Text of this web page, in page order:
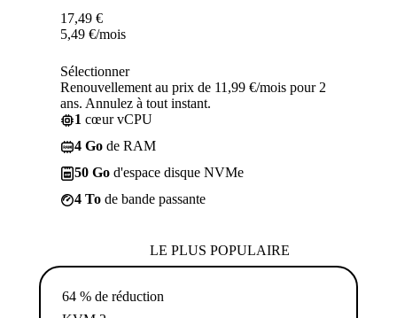
17,49 €
5,49 €/mois
Sélectionner
Renouvellement au prix de 11,99 €/mois pour 2
ans. Annulez à tout instant.
1 cœur vCPU
4 Go de RAM
50 Go d'espace disque NVMe
4 To de bande passante
LE PLUS POPULAIRE
64 % de réduction